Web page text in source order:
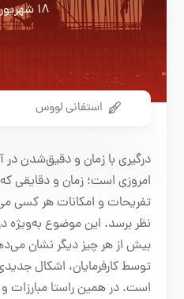
۱۸ شهریور ۱۳۹۴
استفانی لووس
درگیری با زمان و دقیق‌شدن در
امروزی است؛ زمان و دقایقی
تفریحات و امکانات هر کسی
نظر برسد. این موضوع به‌ویژه
بیش از هر چیز دیگر نشان
توسط کارفرمایان، اشکال
است. در همین راستا مبارزات